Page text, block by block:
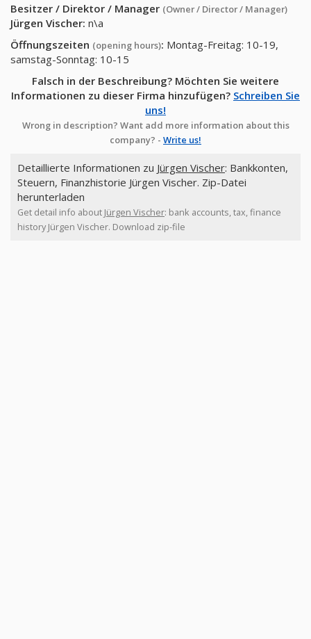
Besitzer / Direktor / Manager (Owner / Director / Manager)
Jürgen Vischer: n\a
Öffnungszeiten (opening hours): Montag-Freitag: 10-19,
samstag-Sonntag: 10-15
Falsch in der Beschreibung? Möchten Sie weitere
Informationen zu dieser Firma hinzufügen? Schreiben Sie
uns!
Wrong in description? Want add more information about this
company? - Write us!
Detaillierte Informationen zu Jürgen Vischer: Bankkonten,
Steuern, Finanzhistorie Jürgen Vischer. Zip-Datei
herunterladen
Get detail info about Jürgen Vischer: bank accounts, tax, finance
history Jürgen Vischer. Download zip-file